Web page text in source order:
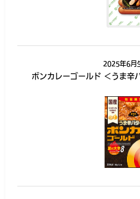
2025年6月
ボンカレーゴールド ＜うま